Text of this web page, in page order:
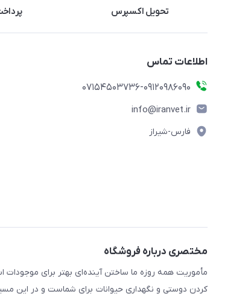
تحویل اکسپرس
اطلاعات تماس
07154503736-09120986090
info@iranvet.ir
فارس-شیراز
مختصری درباره فروشگاه
مأموریت همه روزه ما ساختن آینده‌ای بهتر برای موجودات
کردن دوستی و نگهداری حیوانات برای شماست و در این